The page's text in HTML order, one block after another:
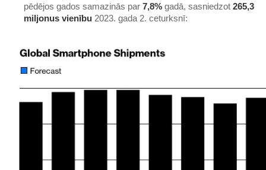
pēdējos gados samazinās par 7,8% gadā, sasniedzot 265,3
miljonus vienību 2023. gada 2. ceturksnī: